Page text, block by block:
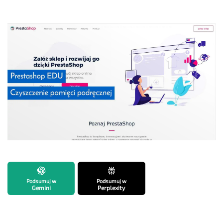
Podsumuj w
Gemini
Podsumuj w
Perplexity